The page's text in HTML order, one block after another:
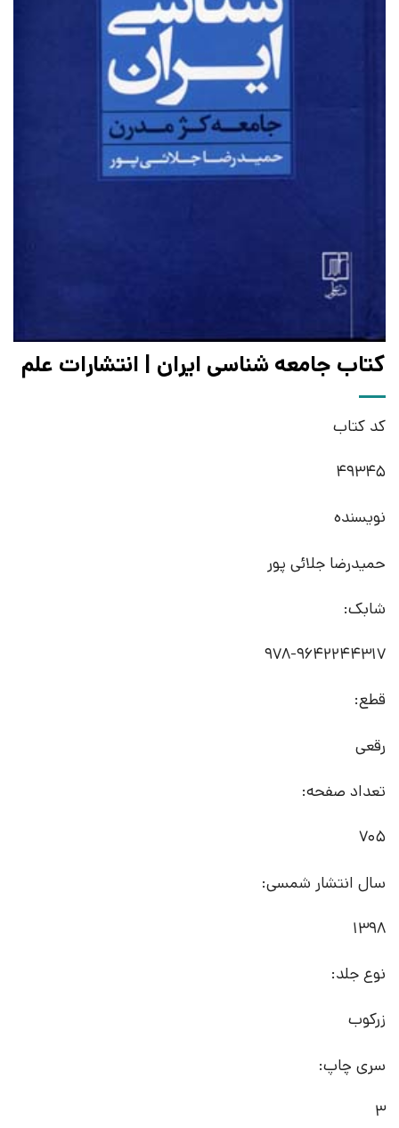
کتاب جامعه شناسی ایران | انتشارات علم
کد کتاب
49345
نویسنده
حمیدرضا جلائی پور
شابک:
978-9642244317
قطع:
رقعی
تعداد صفحه:
705
سال انتشار شمسی:
1398
نوع جلد:
زرکوب
سری چاپ:
3